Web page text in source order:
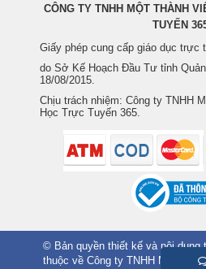
CÔNG TY TNHH MỘT THÀNH
TUYẾN
Giấy phép cung cấp giáo dục trực
do Sở Kế Hoạch Đầu Tư tỉnh
18/08/2015.
Chịu trách nhiệm: Công ty TNHH
Học Trực Tuyến 365.
© Bản quyền thiết kế và nội dung
thuộc về Công ty TNHH MTV